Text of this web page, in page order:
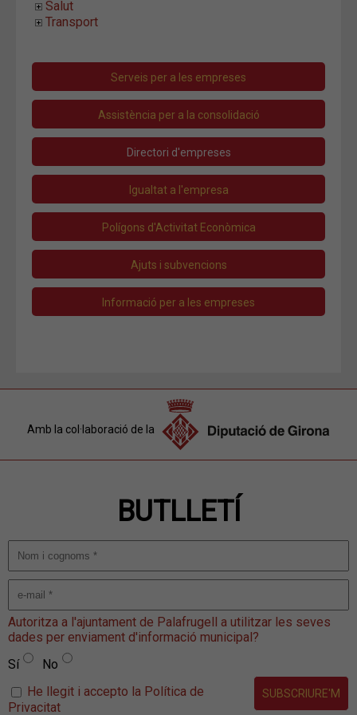
Salut
Transport
Serveis per a les empreses
Assistència per a la consolidació
Directori d'empreses
Igualtat a l'empresa
Polígons d'Activitat Econòmica
Ajuts i subvencions
Informació per a les empreses
Amb la col·laboració de la
BUTLLETÍ
Autoritza a l'ajuntament de Palafrugell a utilitzar les seves
dades per enviament d'informació municipal?
Sí
No
He llegit i accepto la Política de
Privacitat